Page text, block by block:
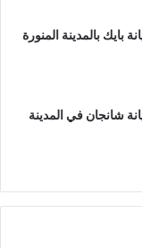
بالمدينة المنورة
شانجان في المدينة